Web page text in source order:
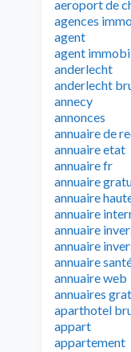
aeroport de
agences
agent
agent
anderlecht
anderlecht
annecy
annonces
annuaire de
annuaire etat
annuaire fr
annuaire
annuaire
annuaire
annuaire
annuaire
annuaire
annuaire web
annuaires
aparthotel
appart
appartement